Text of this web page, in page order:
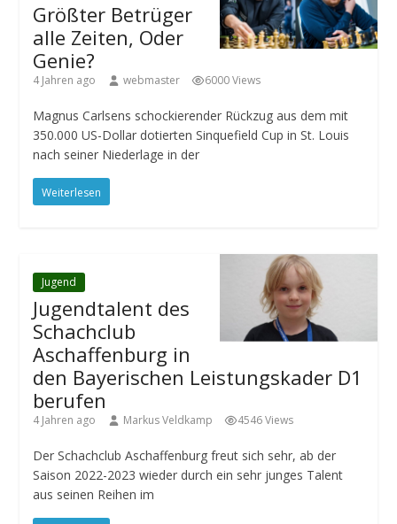
Größter Betrüger
alle Zeiten, Oder
Genie?
4 Jahren ago webmaster 6000 Views
Magnus Carlsens schockierender Rückzug aus dem mit
350.000 US-Dollar dotierten Sinquefield Cup in St. Louis
nach seiner Niederlage in der
Weiterlesen
Jugend
Jugendtalent des
Schachclub
Aschaffenburg in
den Bayerischen Leistungskader D1
berufen
4 Jahren ago Markus Veldkamp 4546 Views
Der Schachclub Aschaffenburg freut sich sehr, ab der
Saison 2022-2023 wieder durch ein sehr junges Talent
aus seinen Reihen im